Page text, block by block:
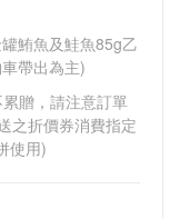
鮪魚及鮭魚85g乙
帶出為主)
贈，請注意訂單
之折價券消費指定
使用)